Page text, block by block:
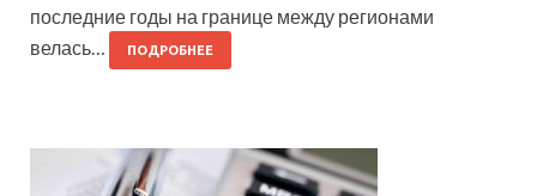
последние годы на границе между регионами
велась…
ПОДРОБНЕЕ